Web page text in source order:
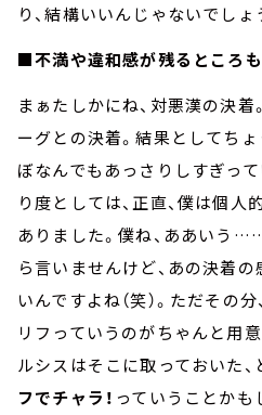
り、結構いいんじゃないでしょ
■不満や違和感が残るところ
まぁたしかにね、対悪漢の決着
ーグとの決着。結果としてちょ
ぼなんでもあっさりしすぎっ
り度としては、正直、僕は個
ありました。僕ね、ああいう
ら言いませんけど、あの決着
いんですよね（笑）。ただその
リフっていうのがちゃんと用
ルシスはそこに取っておいた、
フでチャラ！ っていうことかも